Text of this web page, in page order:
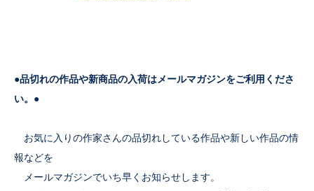
●品切れの作品や新商品の入荷はメールマガジンをご利用くださ
い。●
お気に入りの作家さんの品切れしている作品や新しい作品の情
報などを
メールマガジンでいち早くお知らせします。